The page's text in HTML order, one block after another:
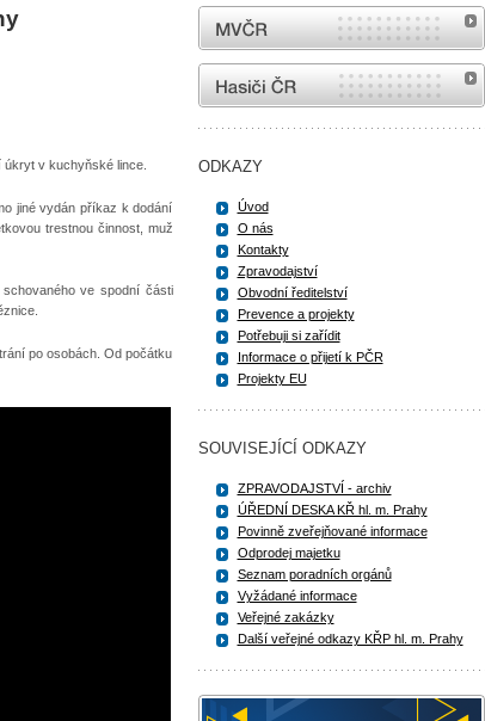
v kuchyňské lince.
jiné vydán příkaz k dodání
trestnou činnost, muž
ve spodní části
po osobách. Od počátku
MVČR
internetové stránky Hasiči ČR
ODKAZY
Úvod
O nás
Kontakty
Zpravodajství
Obvodní ředitelství
Prevence a projekty
Potřebuji si zařídit
Informace o přijetí k PČR
Projekty EU
SOUVISEJÍCÍ ODKAZY
ZPRAVODAJSTVÍ - archiv
ÚŘEDNÍ DESKA KŘ hl. m. Prahy
Povinně zveřejňované informace
Odprodej majetku
Seznam poradních orgánů
Vyžádané informace
Veřejné zakázky
Další veřejné odkazy KŘP hl. m. Prahy